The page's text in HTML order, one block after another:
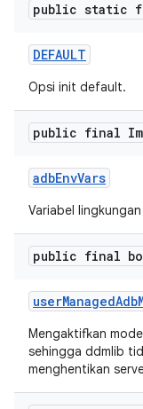
public static
DEFAULT
Opsi init default.
public final
adbEnvVars
Variabel
public final
userManagedAdb
Mengaktifkan
sehingga ddmlib
menghentikan